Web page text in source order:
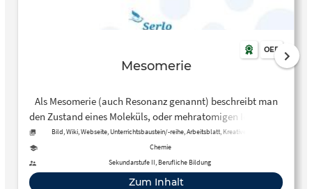
OER
Mesomerie
Als Mesomerie (auch Resonanz genannt) beschreibt man
den Zustand eines Moleküls, oder mehratomigen Ions, dass
dessen Strukturformel nicht …
Bild, Wiki, Webseite, Unterrichtsbaustein/-reihe, Arbeitsblatt, Kreative, offene
Chemie
Sekundarstufe II, Berufliche Bildung
Zum Inhalt